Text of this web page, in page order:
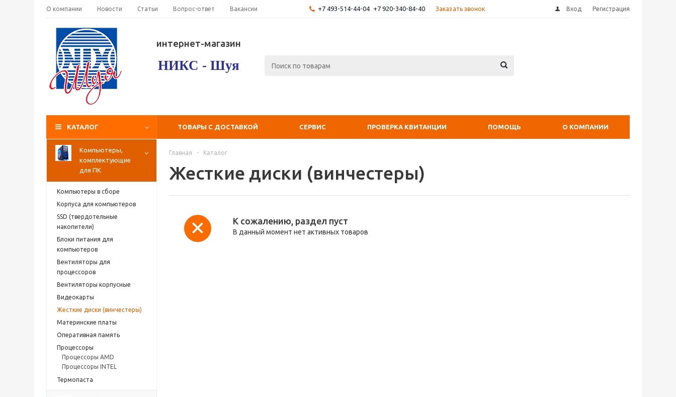
О компании Новости Статьи Вопрос-ответ Вакансии +7 493-514-44-04 +7 920-340-84-40 Заказать звонок Вход Регистрация
интернет-магазин
НИКС - Шуя
КАТАЛОГ ТОВАРЫ С ДОСТАВКОЙ СЕРВИС ПРОВЕРКА КВИТАНЦИИ ПОМОЩЬ О КОМПАНИИ
Компьютеры,
комплектующие
для ПК
Компьютеры в сборе
Корпуса для компьютеров
SSD (твердотельные
накопители)
Блоки питания для
компьютеров
Вентиляторы для
процессоров
Вентиляторы корпусные
Видеокарты
Жесткие диски (винчестеры)
Материнские платы
Оперативная память
Процессоры
Процессоры AMD
Процессоры INTEL
Термопаста
Главная - Каталог
Жесткие диски (винчестеры)
К сожалению, раздел пуст
В данный момент нет активных товаров